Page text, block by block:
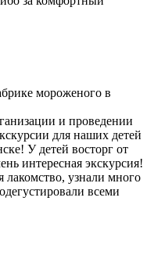
мороженого в
и проведении
для наших детей
У детей восторг от
интересная экскурсия!
лакомство, узнали много
всеми